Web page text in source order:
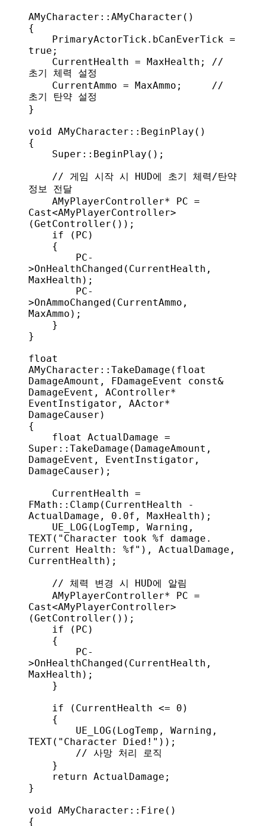
AMyCharacter :: AMyCharacter ()
{
    PrimaryActorTick
. bCanEverTick
true ;
    CurrentHealth = MaxHealth;
//
초기 체력 설정
    CurrentAmmo = MaxAmmo;
     //
초기 탄약 설정
}
void
AMyCharacter :: BeginPlay ()
{
    Super
:: BeginPlay ();
정보 전달
Cast<AMyPlayerController>
(GetController ());
    if
(PC)
    {
        PC
-
>OnHealthChanged (CurrentHealth,
MaxHealth);
        PC
-
>OnAmmoChanged (CurrentAmmo,
MaxAmmo);
    }
}
float
AMyCharacter :: TakeDamage ( float
DamageAmount , FDamageEvent
const&
DamageEvent , AController*
EventInstigator , AActor*
DamageCauser )
{
    float
Super :: TakeDamage (DamageAmount,
DamageEvent, EventInstigator,
DamageCauser);
FMath :: Clamp (CurrentHealth -
ActualDamage, 0.0f , MaxHealth);
    UE_LOG
TEXT( "Character took %f damage.
Current Health: %f" ), ActualDamage,
CurrentHealth);
    // 체력 변경 시 HUD에 알림
Cast<AMyPlayerController>
(GetController ());
    if
(PC)
    {
        PC
-
>OnHealthChanged (CurrentHealth,
MaxHealth);
    }
    if
(CurrentHealth <= 0 )
    {
        UE_LOG
TEXT( "Character Died!" ));
        // 사망 처리 로직
    }
    return
ActualDamage;
}
void
AMyCharacter :: Fire ()
{